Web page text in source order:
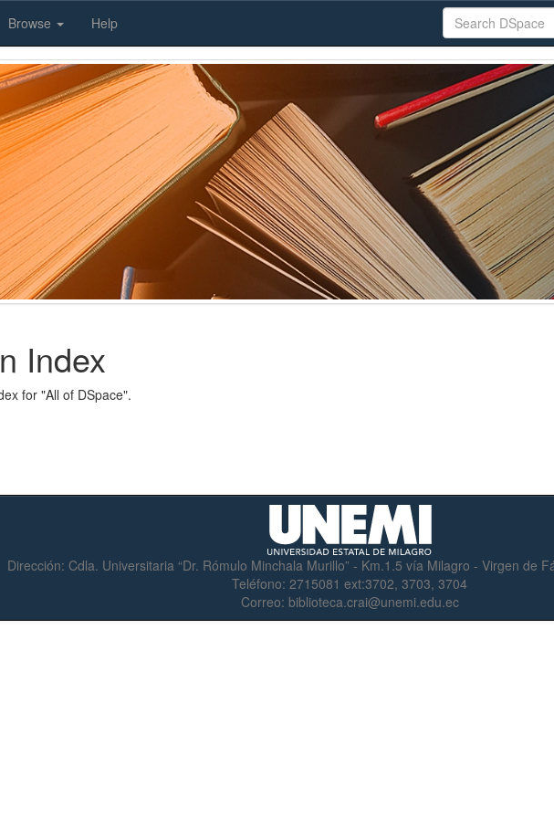
Browse Help
Index
for "All of DSpace".
Dirección: Cdla. Universitaria “Dr. Rómulo Minchala Murillo” - Km.1.5 vía Milagro - Virgen de
Teléfono: 2715081 ext:3702, 3703, 3704
Correo: biblioteca.crai@unemi.edu.ec